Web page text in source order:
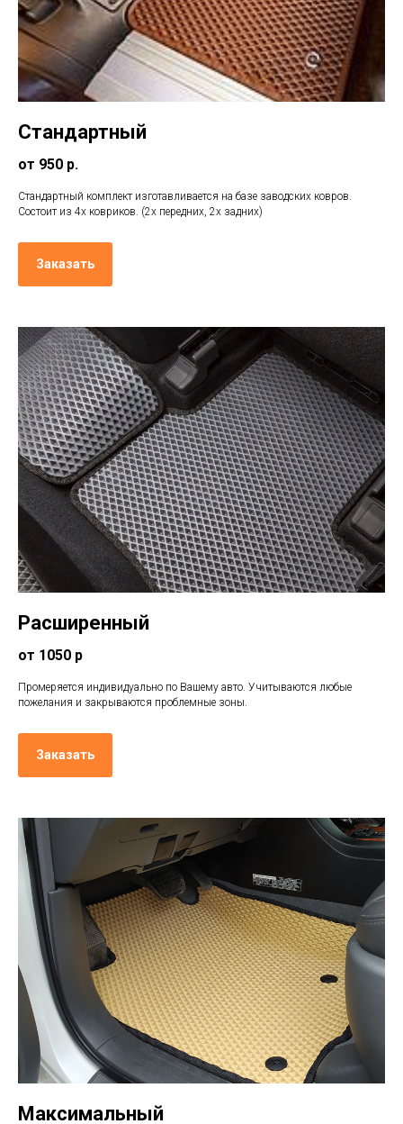
Стандартный
от 950 р.
Стандартный комплект изготавливается на базе заводских ковров.
Состоит из 4х ковриков. (2х передних, 2х задних)
Заказать
Расширенный
от 1050 р
Промеряется индивидуально по Вашему авто. Учитываются любые
пожелания и закрываются проблемные зоны.
Заказать
Максимальный